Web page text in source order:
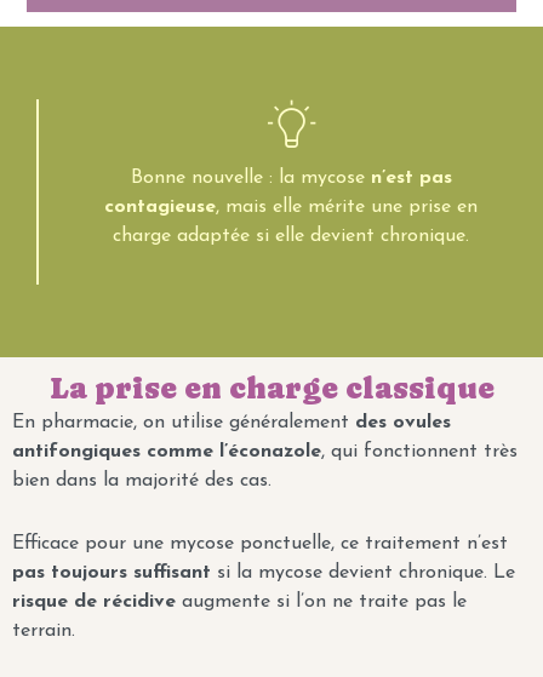
Bonne nouvelle : la mycose n’est pas
contagieuse, mais elle mérite une prise en
charge adaptée si elle devient chronique.
La prise en charge classique
En pharmacie, on utilise généralement des ovules
antifongiques comme l’éconazole, qui fonctionnent très
bien dans la majorité des cas.
Efficace pour une mycose ponctuelle, ce traitement n’est
pas toujours suffisant si la mycose devient chronique. Le
risque de récidive augmente si l’on ne traite pas le
terrain.